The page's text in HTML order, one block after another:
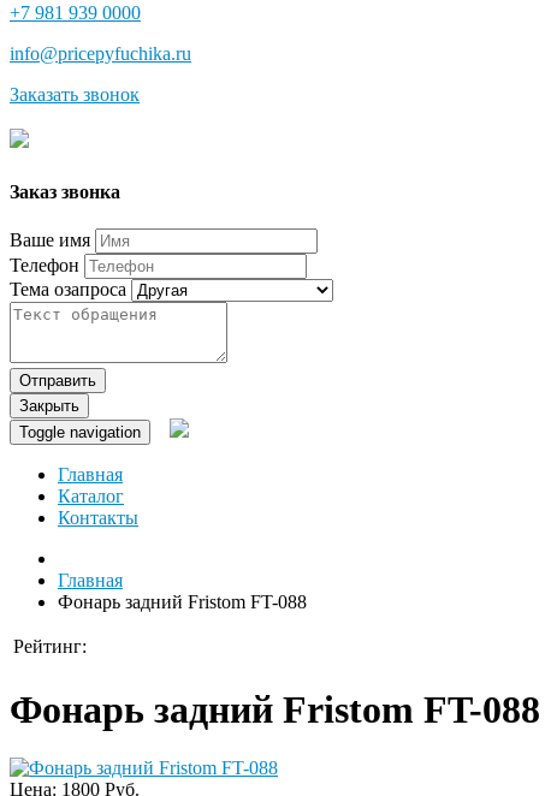
+7 981 939 0000
info@pricepyfuchika.ru
Заказать звонок
Заказ звонка
Ваше имя
Телефон
Тема озапроса
Отправить
Закрыть
Toggle navigation
Главная
Каталог
Контакты
Главная
Фонарь задний Fristom FT-088
Рейтинг:
Фонарь задний Fristom FT-088
Цена: 1800 Руб.